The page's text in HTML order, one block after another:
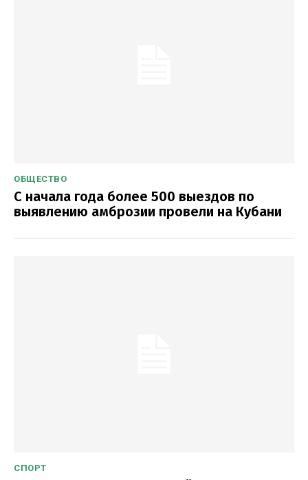
ОБЩЕСТВО
С начала года более 500 выездов по
выявлению амброзии провели на Кубани
СПОРТ